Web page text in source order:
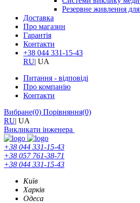
Резервне живлення
Доставка
Про магазин
Гарантія
Контакти
+38 044 331-15-43
RU| UA
Питання - відповіді
Про компанію
Контакти
Вибране(0) Порівняння(0)
RU| UA
Викликати інженера
+38 044 331-15-43
+38 057 761-38-71
+38 044 331-15-43
Київ
Харків
Одеса